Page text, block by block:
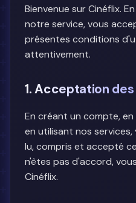
Bienvenue sur Cinéflix.
notre service, vous
présentes conditions
attentivement.
1. Acceptation
En créant un compte,
en utilisant nos
lu, compris et accepté
n'êtes pas d'accord,
Cinéflix.